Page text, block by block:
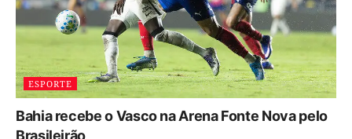
ESPORTE
Bahia recebe o Vasco na Arena Fonte Nova pelo
Brasileirão